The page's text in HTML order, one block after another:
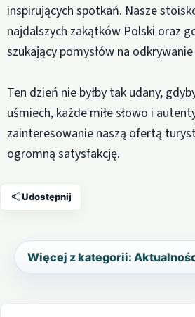
inspirujących spotkań. Nasze
najdalszych zakątków Polski oraz
szukający pomysłów na
Ten dzień nie byłby tak udany,
uśmiech, każde miłe słowo i
zainteresowanie naszą ofertą
ogromną satysfakcję.
Udostępnij
Więcej z kategorii: